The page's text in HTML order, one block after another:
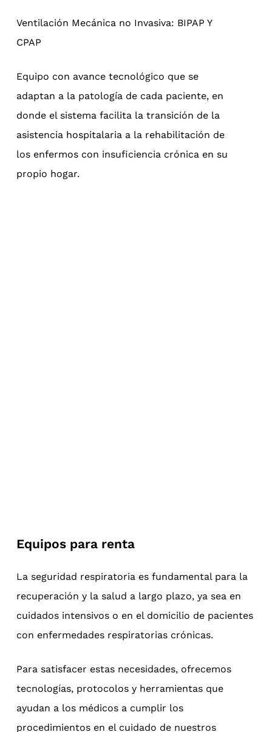
Ventilación Mecánica no Invasiva: BIPAP Y
CPAP
Equipo con avance tecnológico que se
adaptan a la patología de cada paciente, en
donde el sistema facilita la transición de la
asistencia hospitalaria a la rehabilitación de
los enfermos con insuficiencia crónica en su
propio hogar.
Equipos para renta
La seguridad respiratoria es fundamental para la
recuperación y la salud a largo plazo, ya sea en
cuidados intensivos o en el domicilio de pacientes
con enfermedades respiratorias crónicas.
Para satisfacer estas necesidades, ofrecemos
tecnologías, protocolos y herramientas que
ayudan a los médicos a cumplir los
procedimientos en el cuidado de nuestros